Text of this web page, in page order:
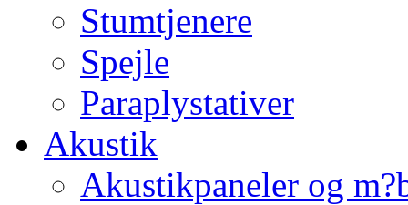
Stumtjenere
Spejle
Paraplystativer
Akustik
Akustikpaneler og